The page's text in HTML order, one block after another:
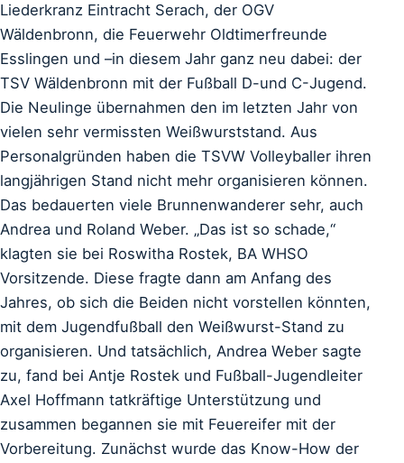
Liederkranz Eintracht Serach, der OGV
Wäldenbronn, die Feuerwehr Oldtimerfreunde
Esslingen und –in diesem Jahr ganz neu dabei: der
TSV Wäldenbronn mit der Fußball D-und C-Jugend.
Die Neulinge übernahmen den im letzten Jahr von
vielen sehr vermissten Weißwurststand. Aus
Personalgründen haben die TSVW Volleyballer ihren
langjährigen Stand nicht mehr organisieren können.
Das bedauerten viele Brunnenwanderer sehr, auch
Andrea und Roland Weber. „Das ist so schade,“
klagten sie bei Roswitha Rostek, BA WHSO
Vorsitzende. Diese fragte dann am Anfang des
Jahres, ob sich die Beiden nicht vorstellen könnten,
mit dem Jugendfußball den Weißwurst-Stand zu
organisieren. Und tatsächlich, Andrea Weber sagte
zu, fand bei Antje Rostek und Fußball-Jugendleiter
Axel Hoffmann tatkräftige Unterstützung und
zusammen begannen sie mit Feuereifer mit der
Vorbereitung. Zunächst wurde das Know-How der